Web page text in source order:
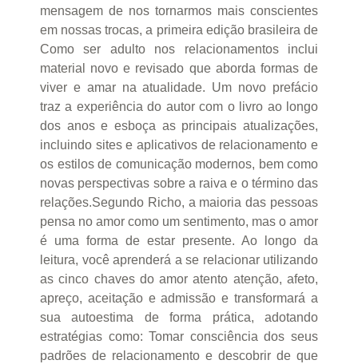
mensagem de nos tornarmos mais conscientes
em nossas trocas, a primeira edição brasileira de
Como ser adulto nos relacionamentos inclui
material novo e revisado que aborda formas de
viver e amar na atualidade. Um novo prefácio
traz a experiência do autor com o livro ao longo
dos anos e esboça as principais atualizações,
incluindo sites e aplicativos de relacionamento e
os estilos de comunicação modernos, bem como
novas perspectivas sobre a raiva e o término das
relações.Segundo Richo, a maioria das pessoas
pensa no amor como um sentimento, mas o amor
é uma forma de estar presente. Ao longo da
leitura, você aprenderá a se relacionar utilizando
as cinco chaves do amor atento atenção, afeto,
apreço, aceitação e admissão e transformará a
sua autoestima de forma prática, adotando
estratégias como: Tomar consciência dos seus
padrões de relacionamento e descobrir de que